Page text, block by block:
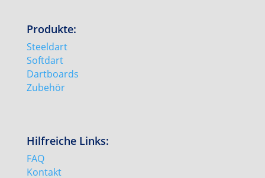
Produkte:
Steeldart
Softdart
Dartboards
Zubehör
Hilfreiche Links:
FAQ
Kontakt